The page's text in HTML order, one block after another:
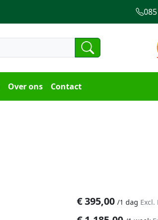
Over ons Contact
€395,00 /1 dag Excl.